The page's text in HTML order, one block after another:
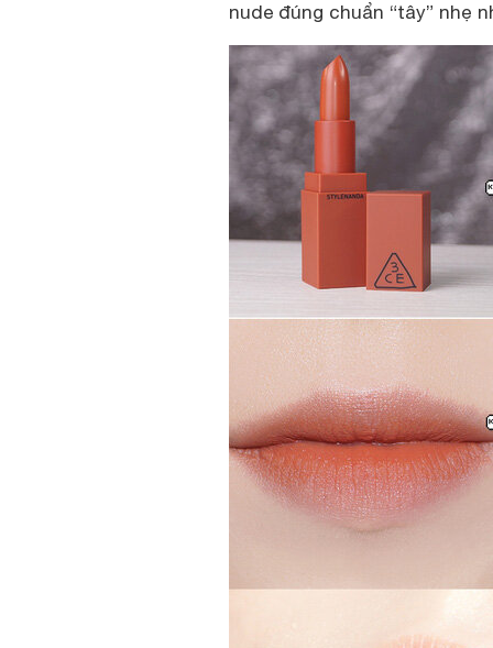
nude đúng chuẩn “tây” nhẹ